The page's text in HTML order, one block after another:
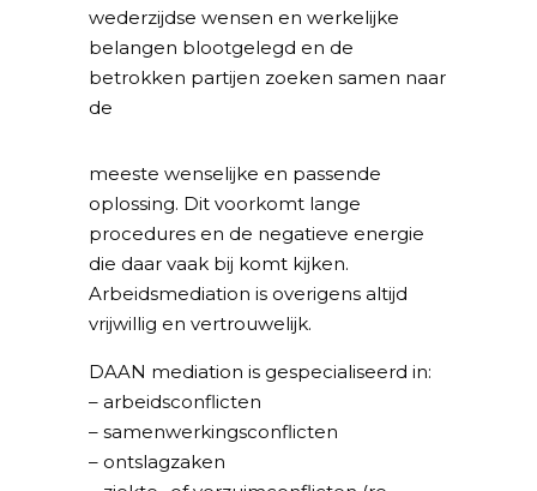
wederzijdse wensen en werkelijke
belangen blootgelegd en de
betrokken partijen zoeken samen naar
de
meeste wenselijke en passende
oplossing. Dit voorkomt lange
procedures en de negatieve energie
die daar vaak bij komt kijken.
Arbeidsmediation is overigens altijd
vrijwillig en vertrouwelijk.
DAAN mediation is gespecialiseerd in:
– arbeidsconflicten
– samenwerkingsconflicten
– ontslagzaken